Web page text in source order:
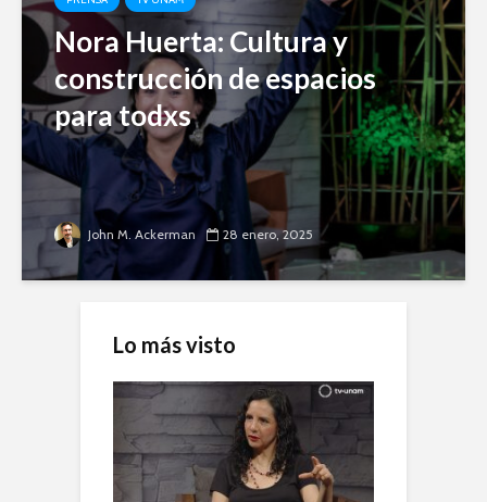
Nora Huerta: Cultura y
construcción de espacios
para todxs
John M. Ackerman 28 enero, 2025
Lo más visto